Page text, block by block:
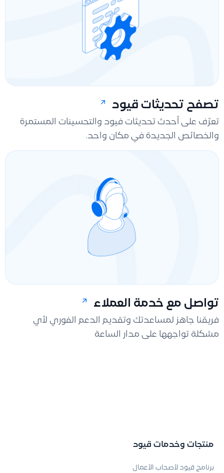
تصفح تحديثات قيود
تعرّف على أحدث تحديثات فيود والتحسينات المستمرة
والخصائص الجديدة في مكان واحد.
تواصل مع خدمة العملاء
فريقنا جاهز لمساعدتك وتقديم الدعم الفوري لأي
مشكلة تواجهها على مدار الساعة
منتجات وخدمات قيود
برنامج قيود لأصحاب الأعمال